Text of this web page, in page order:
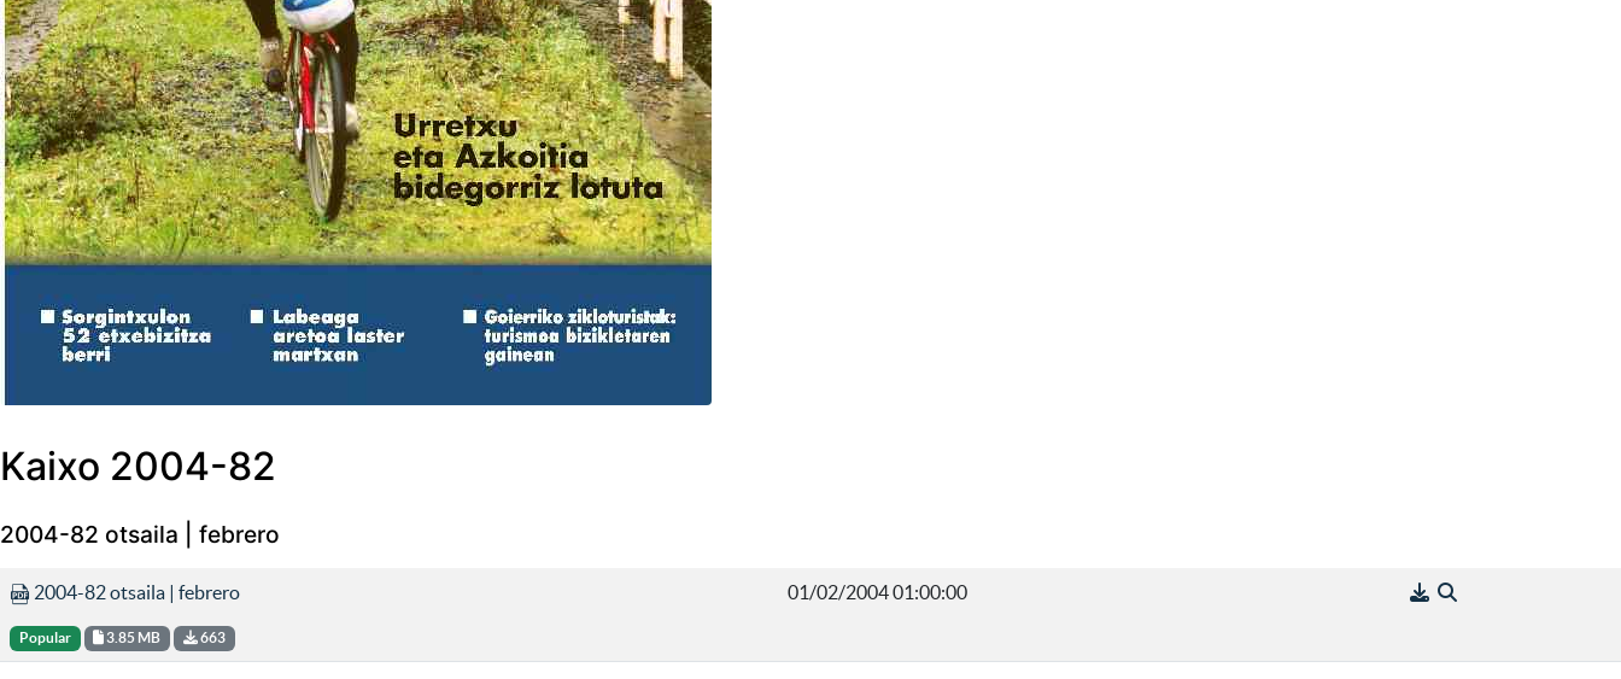
Kaixo 2004-82
2004-82 otsaila | febrero
2004-82 otsaila | febrero
Popular 3.85 MB 663
01/02/2004 01:00:00